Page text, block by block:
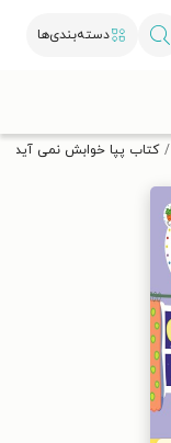
دسته‌بندی‌ها
کتاب پپا خوابش نمی آید